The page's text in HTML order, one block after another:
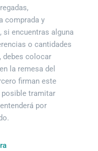
comprada y
si encuentras alguna
o cantidades
debes colocar
la remesa del
firman este
posible tramitar
por